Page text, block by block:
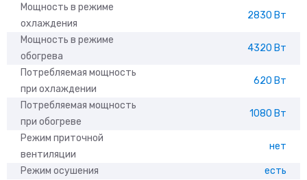
Мощность в режиме
охлаждения
2830 Вт
Мощность в режиме
обогрева
4320 Вт
Потребляемая мощность
при охлаждении
620 Вт
Потребляемая мощность
при обогреве
1080 Вт
Режим приточной
вентиляции
нет
Режим осушения
есть